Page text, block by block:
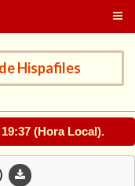
Hispafiles
(Hora Local).